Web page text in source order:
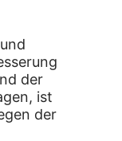
der
ist
der